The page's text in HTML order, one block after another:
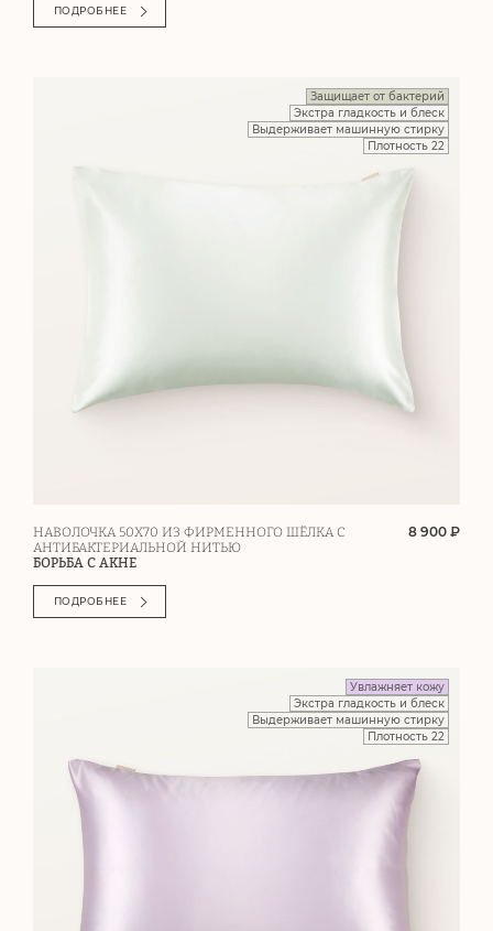
ПОДРОБНЕЕ
Защищает от бактерий
Экстра гладкость и блеск
Выдерживает машинную стирку
Плотность 22
НАВОЛОЧКА 50Х70 ИЗ ФИРМЕННОГО ШЁЛКА С
АНТИБАКТЕРИАЛЬНОЙ НИТЬЮ
БОРЬБА С АКНЕ
8 900 ₽
ПОДРОБНЕЕ
Увлажняет кожу
Экстра гладкость и блеск
Выдерживает машинную стирку
Плотность 22